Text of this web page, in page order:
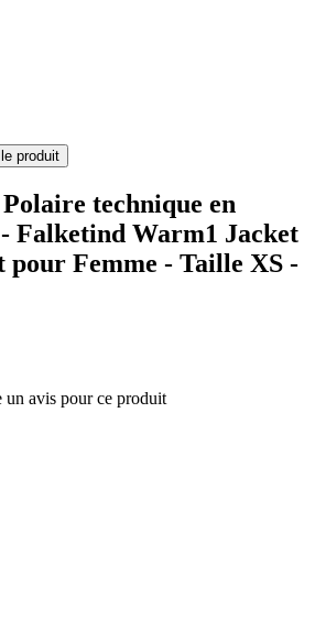
produit
technique en
Falketind Warm1 Jacket
Femme - Taille XS -
un avis pour ce produit